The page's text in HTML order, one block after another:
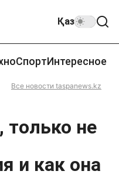
Қаз
СпортИнтересное
Все новости taspanews.kz
только не
и как она